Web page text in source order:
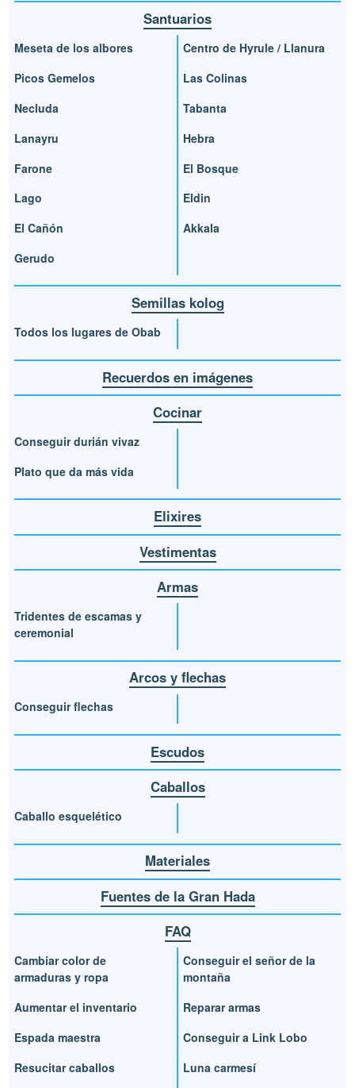
Santuarios
Meseta de los albores
Picos Gemelos
Necluda
Lanayru
Farone
Lago
El Cañón
Gerudo
Centro de Hyrule / Llanura
Las Colinas
Tabanta
Hebra
El Bosque
Eldin
Akkala
Semillas kolog
Todos los lugares de Obab
Recuerdos en imágenes
Cocinar
Conseguir durián vivaz
Plato que da más vida
Elixires
Vestimentas
Armas
Tridentes de escamas y
ceremonial
Arcos y flechas
Conseguir flechas
Escudos
Caballos
Caballo esquelético
Materiales
Fuentes de la Gran Hada
FAQ
Cambiar color de
armaduras y ropa
Aumentar el inventario
Espada maestra
Resucitar caballos
Conseguir el señor de la
montaña
Reparar armas
Conseguir a Link Lobo
Luna carmesí